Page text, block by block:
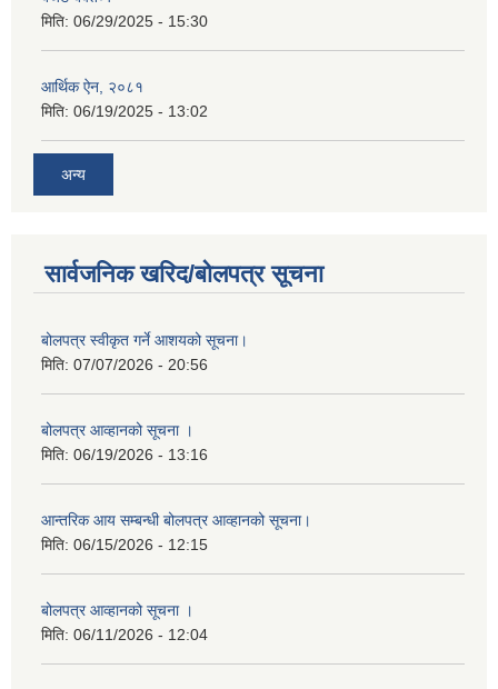
मिति: 06/29/2025 - 15:30
आर्थिक ऐन, २०८१
मिति: 06/19/2025 - 13:02
अन्य
सार्वजनिक खरिद/बोलपत्र सूचना
बोलपत्र स्वीकृत गर्ने आशयको सूचना।
मिति: 07/07/2026 - 20:56
बोलपत्र आव्हानको सूचना ।
मिति: 06/19/2026 - 13:16
आन्तरिक आय सम्बन्धी बोलपत्र आव्हानको सूचना।
मिति: 06/15/2026 - 12:15
बोलपत्र आव्हानको सूचना ।
मिति: 06/11/2026 - 12:04